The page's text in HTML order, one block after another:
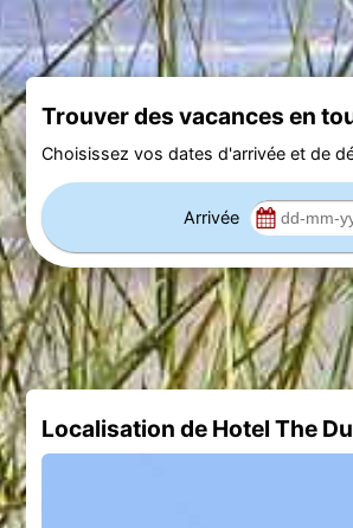
Trouver des vacances en
Choisissez vos dates d'arrivée et de
Arrivée
Localisation de Hotel The